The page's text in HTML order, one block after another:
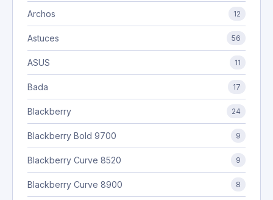
Archos 12
Astuces 56
ASUS 11
Bada 17
Blackberry 24
Blackberry Bold 9700 9
Blackberry Curve 8520 9
Blackberry Curve 8900 8